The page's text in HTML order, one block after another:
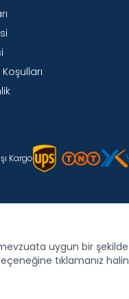
Kargo
uygun bir
tıklamanız